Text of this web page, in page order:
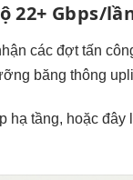
22+ Gbps/
các đợt tấn
băng thông
tầng, hoặc